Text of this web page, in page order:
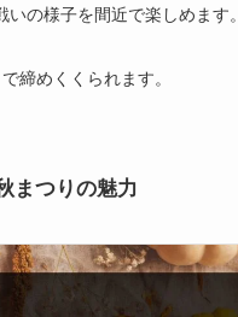
の様子を間近で楽しめます。
締めくくられます。
まつりの魅力